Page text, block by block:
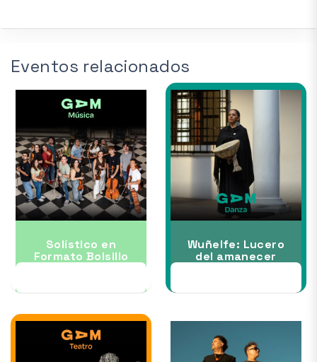
Eventos relacionados
Solístico en
Formato Bolsillo
Wuñelfe: Lucero
del amanecer